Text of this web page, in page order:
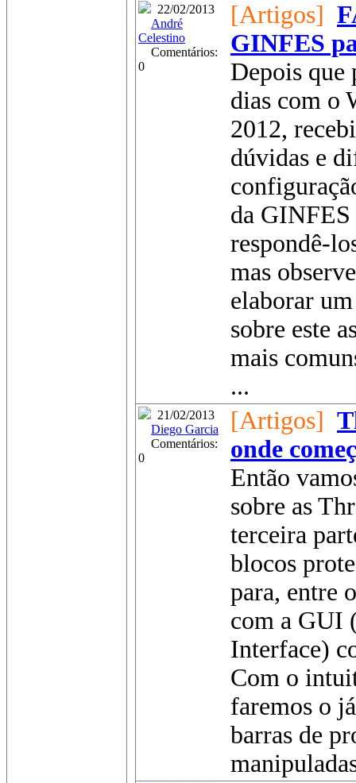
22/02/2013
André
Celestino
Comentários:
0
[Artigos]
GINFES
Depois que
dias com o
2012,
dúvidas e
da
respondê-
mas
elaborar
sobre este
mais
...
21/02/2013
Diego Garcia
Comentários:
0
[Artigos]
onde
Então
sobre as
terceira
blocos
para, entre
com a GUI
Interface)
Com o
faremos o
barras de